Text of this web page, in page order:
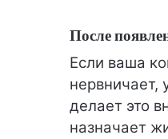
После
Если ваша
нервничает,
делает это
назначает